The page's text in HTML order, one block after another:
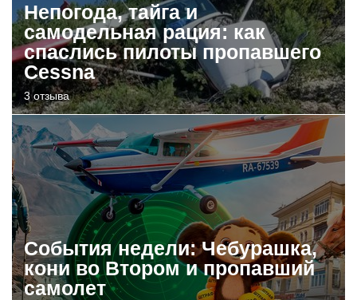
Непогода, тайга и
самодельная рация: как
спаслись пилоты пропавшего
Cessna
3 отзыва
События недели: Чебурашка,
кони во Втором и пропавший
самолет